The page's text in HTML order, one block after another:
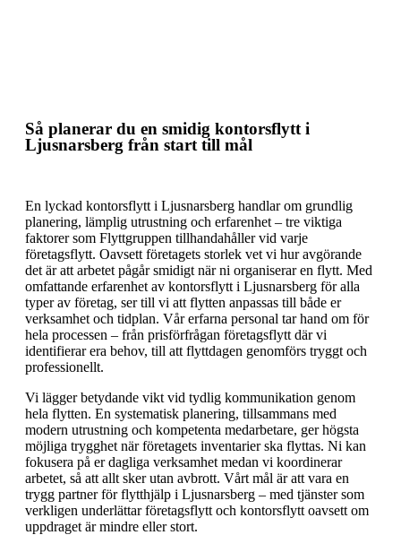
Så planerar du en smidig kontorsflytt i
Ljusnarsberg från start till mål
En lyckad kontorsflytt i Ljusnarsberg handlar om grundlig
planering, lämplig utrustning och erfarenhet – tre viktiga
faktorer som Flyttgruppen tillhandahåller vid varje
företagsflytt. Oavsett företagets storlek vet vi hur avgörande
det är att arbetet pågår smidigt när ni organiserar en flytt. Med
omfattande erfarenhet av kontorsflytt i Ljusnarsberg för alla
typer av företag, ser till vi att flytten anpassas till både er
verksamhet och tidplan. Vår erfarna personal tar hand om för
hela processen – från prisförfrågan företagsflytt där vi
identifierar era behov, till att flyttdagen genomförs tryggt och
professionellt.
Vi lägger betydande vikt vid tydlig kommunikation genom
hela flytten. En systematisk planering, tillsammans med
modern utrustning och kompetenta medarbetare, ger högsta
möjliga trygghet när företagets inventarier ska flyttas. Ni kan
fokusera på er dagliga verksamhet medan vi koordinerar
arbetet, så att allt sker utan avbrott. Vårt mål är att vara en
trygg partner för flytthjälp i Ljusnarsberg – med tjänster som
verkligen underlättar företagsflytt och kontorsflytt oavsett om
uppdraget är mindre eller stort.